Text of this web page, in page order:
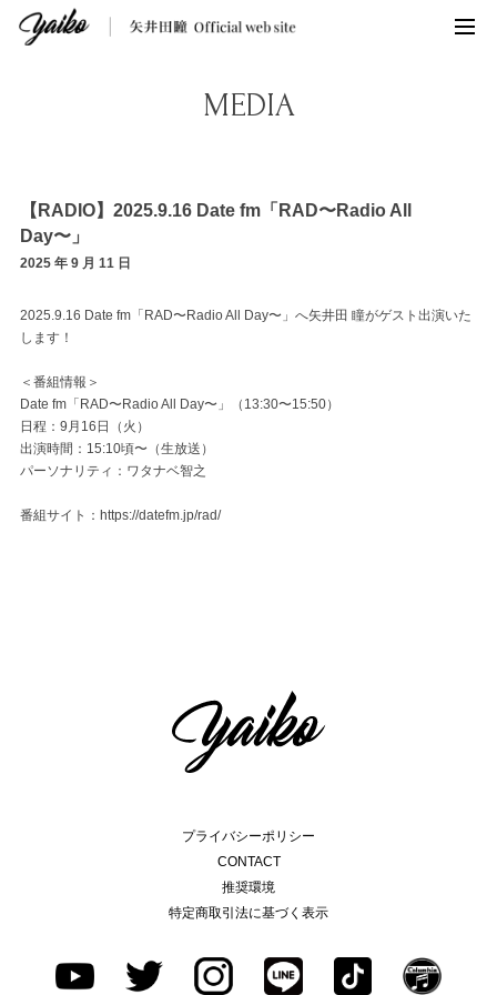
MEDIA
【RADIO】2025.9.16 Date fm「RAD〜Radio All
Day〜」
2025 年 9 月 11 日
2025.9.16 Date fm「RAD〜Radio All Day〜」へ矢井田 瞳がゲスト出演いた
します！
＜番組情報＞
Date fm「RAD〜Radio All Day〜」（13:30〜15:50）
日程：9月16日（火）
出演時間：15:10頃〜（生放送）
パーソナリティ：ワタナベ智之
番組サイト： https://datefm.jp/rad/
プライバシーポリシー
CONTACT
推奨環境
特定商取引法に基づく表示